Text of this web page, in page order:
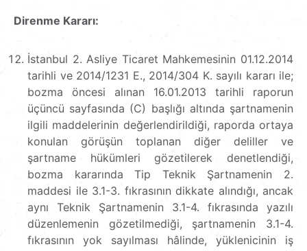
Direnme Kararı:
İstanbul 2. Asliye Ticaret Mahkemesinin 01.12.2014
tarihli ve 2014/1231 E., 2014/304 K. sayılı kararı ile;
bozma öncesi alınan 16.01.2013 tarihli raporun
üçüncü sayfasında (C) başlığı altında şartnamenin
ilgili maddelerinin değerlendirildiği, raporda ortaya
konulan görüşün toplanan diğer deliller ve
şartname hükümleri gözetilerek denetlendiği,
bozma kararında Tip Teknik Şartnamenin 2.
maddesi ile 3.1-3. fıkrasının dikkate alındığı, ancak
aynı Teknik Şartnamenin 3.1-4. fıkrasında yazılı
düzenlemenin gözetilmediği, şartnamenin 3.1-4.
fıkrasının yok sayılması hâlinde, yüklenicinin iş